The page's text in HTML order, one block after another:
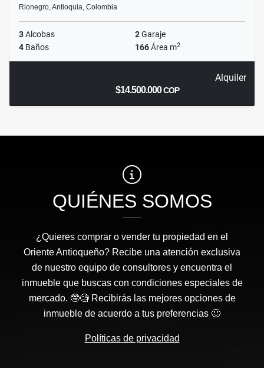
Rionegro, Antioquia, Colombia
3Alcobas 2Garaje
4 Baños 166Área m2
Alquiler
$14.500.000COP
QUIÉNES SOMOS
¿Quieres comprar o vender tu propiedad en el
Oriente Antioqueño? Recibe una atención exclusiva
de nuestro equipo de consultores y encuentra el
inmueble que buscas con condiciones especiales de
mercado. 🤓🧐 Recibirás las mejores opciones de
inmueble de acuerdo a tus preferencias 🙂
Políticas de privacidad